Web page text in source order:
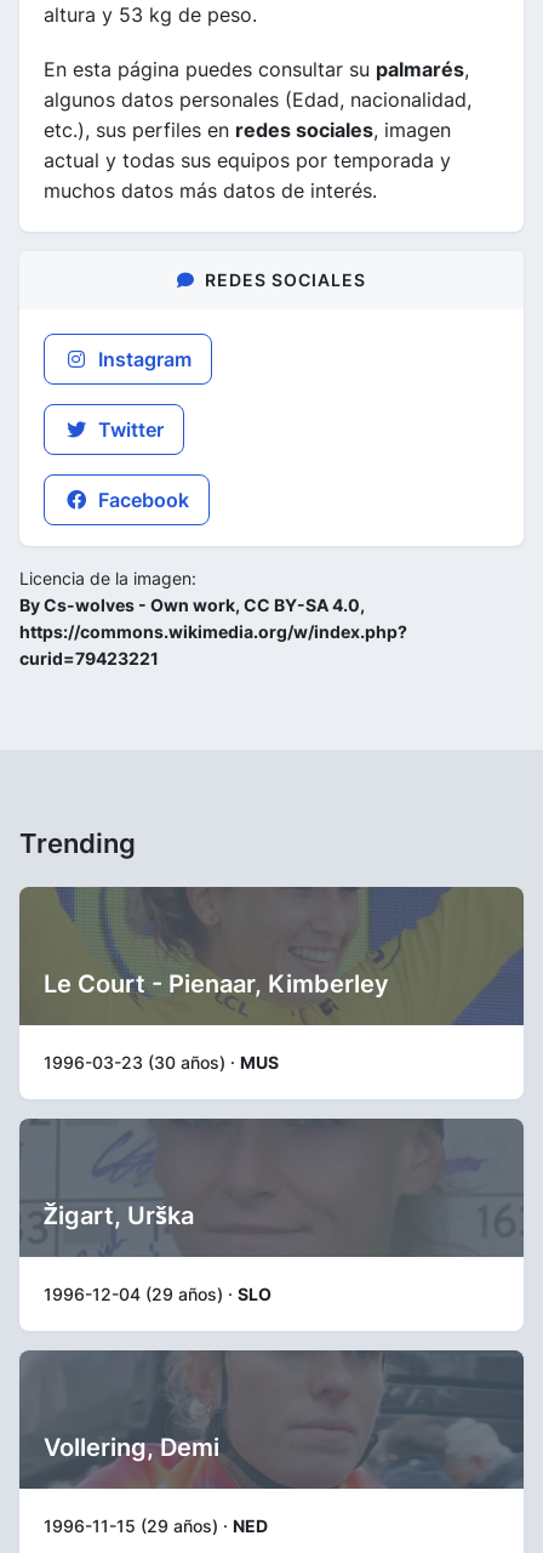
altura y 53 kg de peso.
En esta página puedes consultar su palmarés,
algunos datos personales (Edad, nacionalidad,
etc.), sus perfiles en redes sociales, imagen
actual y todas sus equipos por temporada y
muchos datos más datos de interés.
REDES SOCIALES
Instagram
Twitter
Facebook
Licencia de la imagen:
By Cs-wolves - Own work, CC BY-SA 4.0,
https://commons.wikimedia.org/w/index.php?
curid=79423221
Trending
Le Court - Pienaar, Kimberley
1996-03-23 (30 años) · MUS
Žigart, Urška
1996-12-04 (29 años) · SLO
Vollering, Demi
1996-11-15 (29 años) · NED